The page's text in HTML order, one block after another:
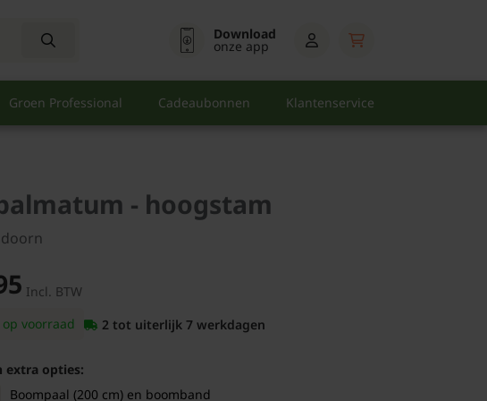
Download
onze app
Groen Professional Cadeaubonnen Klantenservice
- hoogstam
Incl. BTW
voorraad
2 tot uiterlijk 7 werkdagen
extra opties:
Boompaal (200 cm) en boomband